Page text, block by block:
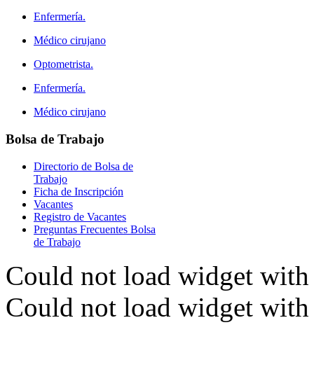
Enfermería.
Médico cirujano
Optometrista.
Enfermería.
Médico cirujano
Bolsa de Trabajo
Directorio de Bolsa de
Trabajo
Ficha de Inscripción
Vacantes
Registro de Vacantes
Preguntas Frecuentes Bolsa
de Trabajo
Could not load widget
Could not load widget